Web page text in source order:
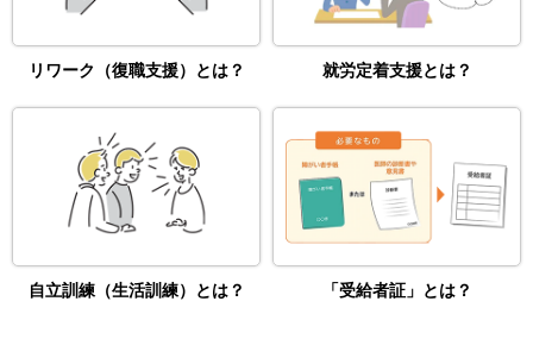
リワーク（復職支援）とは？ 就労定着支援とは？
自立訓練（生活訓練）とは？ 「受給者証」とは？